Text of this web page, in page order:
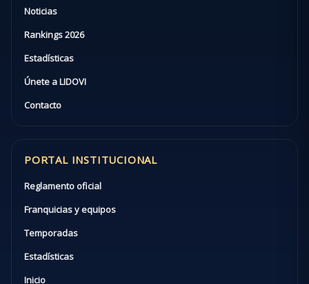
Noticias
Rankings 2026
Estadísticas
Únete a LIDOVI
Contacto
PORTAL INSTITUCIONAL
Reglamento oficial
Franquicias y equipos
Temporadas
Estadísticas
Inicio